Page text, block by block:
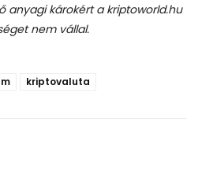
anyagi károkért a kriptoworld.hu
nem vállal.
kriptovaluta